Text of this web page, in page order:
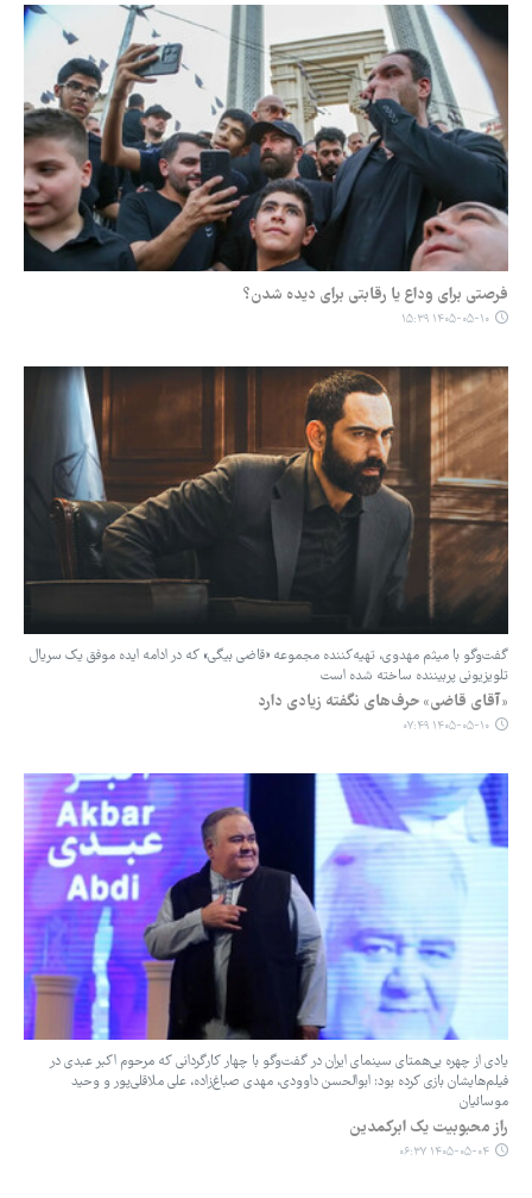
فرصتی برای وداع یا رقابتی برای دیده شدن؟
۱۴۰۵-۰۵-۱۰ ۱۵:۳۹
گفت‌وگو با میثم مهدوی، تهیه‌کننده مجموعه «قاضی بیگی» که در ادامه ایده موفق یک سریال
تلویزیونی پربیننده ساخته شده است
«آقای قاضی» حرف‌های نگفته زیادی دارد
۱۴۰۵-۰۵-۱۰ ۰۷:۴۹
یادی از چهره بی‌همتای سینمای ایران در گفت‌وگو با چهار کارگردانی که مرحوم اکبر عبدی در
فیلم‌هایشان بازی کرده بود: ابوالحسن داوودی، مهدی صباغ‌زاده، علی ملاقلی‌پور و وحید
موسائیان
راز محبوبیت یک ابرکمدین
۱۴۰۵-۰۵-۰۴ ۰۶:۳۷